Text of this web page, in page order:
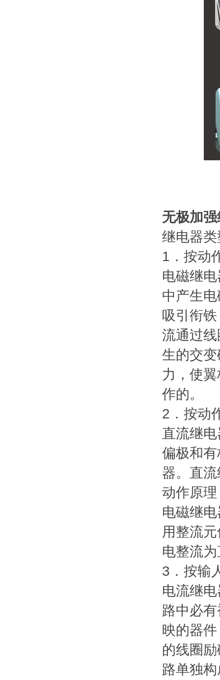
无极加
继电器
1．按动
电磁继
中产生
吸引衔
流通过
生的交
力，使
作的。
2．按动
直流继
偏极和
器。直
动作原
电磁继
用整流
电整流
3．按输
电流继
路中必
映的器
的线圈
路单独